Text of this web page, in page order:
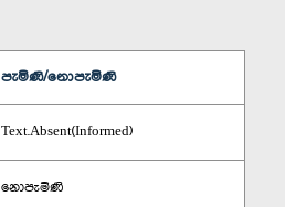
පැමිණි/නොපැමිණි
Text.Absent(Informed)
නොපැමිණි